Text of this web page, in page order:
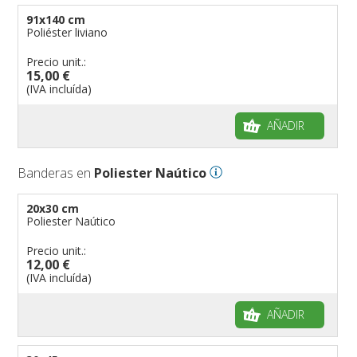
banderas para eventos
banderas para bicicletas
Banderas para tiendas
banderas para Palios
Banderas para embajadas
banderas para grupos musicales
Banderas para fiestas
Dimensiones de las banderas
91x140 cm
Poliéster liviano
Precio unit.:
15,00 €
(IVA incluída)
AÑADIR
Banderas en Poliester Naútico
20x30 cm
Poliester Naútico
Precio unit.:
12,00 €
(IVA incluída)
AÑADIR